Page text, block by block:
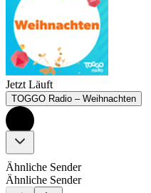
Jetzt Läuft
TOGGO Radio – Weihnachten
Ähnliche Sender
Ähnliche Sender